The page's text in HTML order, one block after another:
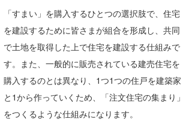
「すまい」を購入するひとつの選択肢で、住宅
を建設するために皆さまが組合を形成し、共同
で土地を取得した上で住宅を建設する仕組みで
す。また、一般的に販売されている建売住宅を
購入するのとは異なり、1つ1つの住戸を建築家
と1から作っていくため、「注文住宅の集まり」
をつくるような仕組みになります。